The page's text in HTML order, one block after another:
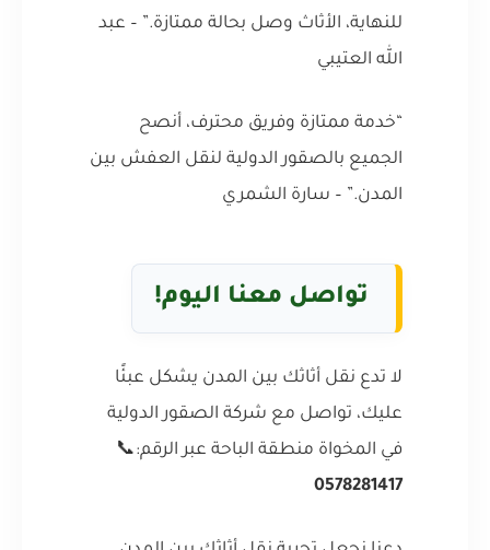
للنهاية، الأثاث وصل بحالة ممتازة.” – عبد
الله العتيبي
“خدمة ممتازة وفريق محترف، أنصح
الجميع بالصقور الدولية لنقل العفش بين
المدن.” – سارة الشمري
تواصل معنا اليوم!
لا تدع نقل أثاثك بين المدن يشكل عبئًا
عليك، تواصل مع شركة الصقور الدولية
في المخواة منطقة الباحة عبر الرقم:📞
0578281417